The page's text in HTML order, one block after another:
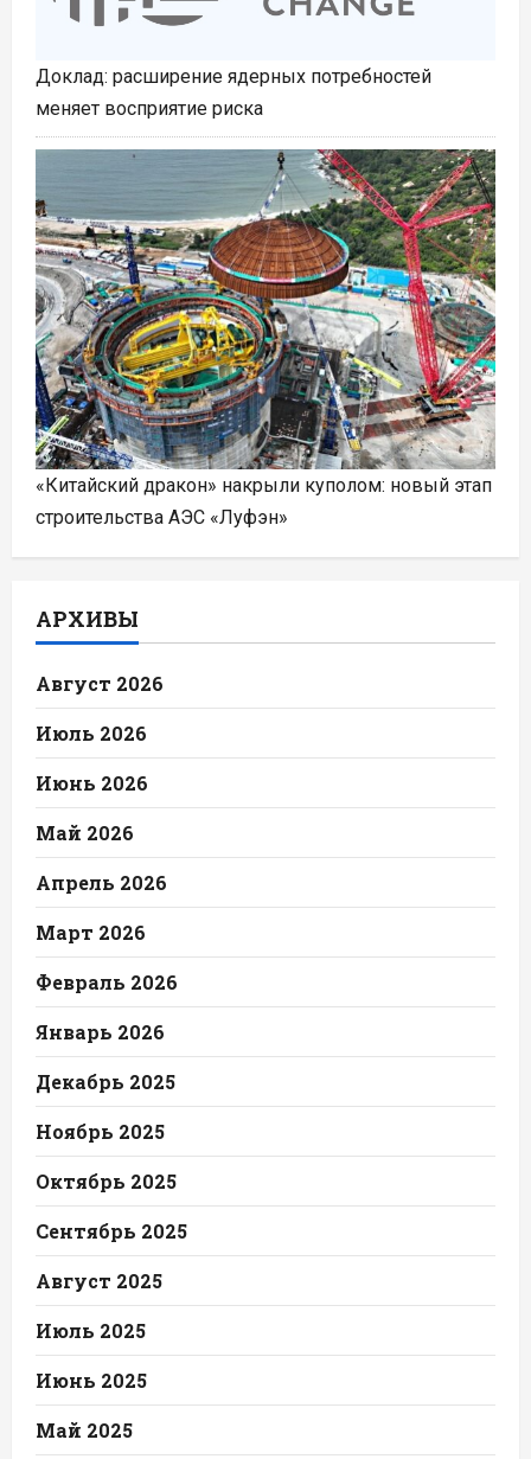
Доклад: расширение ядерных потребностей
меняет восприятие риска
«Китайский дракон» накрыли куполом: новый этап
строительства АЭС «Луфэн»
АРХИВЫ
Август 2026
Июль 2026
Июнь 2026
Май 2026
Апрель 2026
Март 2026
Февраль 2026
Январь 2026
Декабрь 2025
Ноябрь 2025
Октябрь 2025
Сентябрь 2025
Август 2025
Июль 2025
Июнь 2025
Май 2025